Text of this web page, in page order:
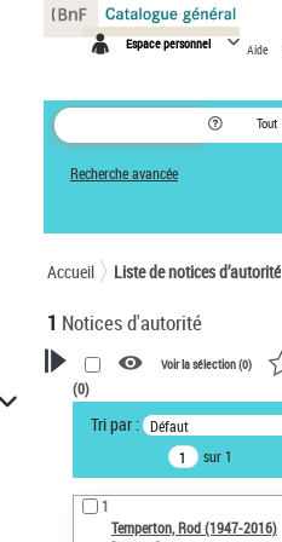
Espace personnel Aide
Tout
Recherche avancée
Accueil Liste de notices d’autorité
1 Notices d'autorité
VOTRE RECHERCHE
Recherche avancée dans les
notices d’autorité
Œuvres liées à l'auteur :
Temperton, Rod (1947-2016)
Voir la sélection (0)
(0)
Tri par : Défaut
sur 1
1
Temperton, Rod (1947-2016)
Panneau de gestion des cookies